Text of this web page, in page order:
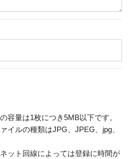
容量は1枚につき5MB以下です。
イルの種類はJPG、JPEG、jpg、
ット回線によっては登録に時間が